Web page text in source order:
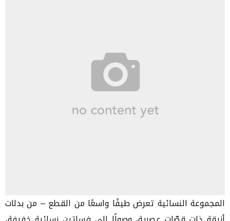
المجموعة النسائية تعرض طيفًا واسعًا من القطع – من بدلات